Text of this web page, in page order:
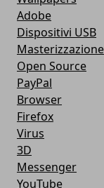
Adobe
Dispositivi USB
Masterizzazione
Open Source
PayPal
Browser
Firefox
Virus
3D
Messenger
YouTube